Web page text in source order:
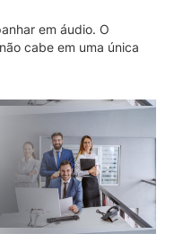
em áudio. O
cabe em uma única